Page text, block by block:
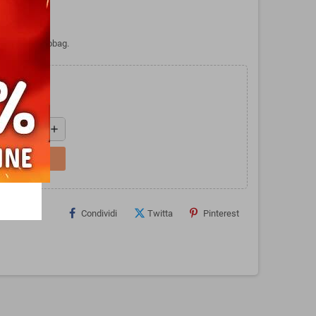
di Ergobag.
add
Condividi Twitta Pinterest